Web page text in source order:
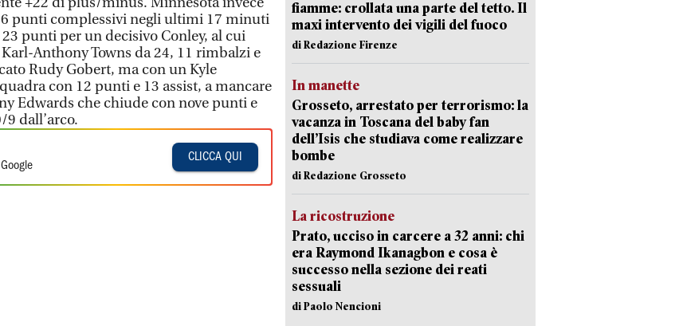
punti complessivi negli ultimi 17 minuti
punti per un decisivo Conley, al cui
Anthony Towns da 24, 11 rimbalzi e
Rudy Gobert, ma con un Kyle
con 12 punti e 13 assist, a mancare
Edwards che chiude con nove punti e
dall’arco.
CLICCA QUI
fiamme: crollata una parte del tetto. Il
maxi intervento dei vigili del fuoco
di Redazione Firenze
In manette
Grosseto, arrestato per terrorismo: la
vacanza in Toscana del baby fan
dell’Isis che studiava come realizzare
bombe
di Redazione Grosseto
La ricostruzione
Prato, ucciso in carcere a 32 anni: chi
era Raymond Ikanagbon e cosa è
successo nella sezione dei reati
sessuali
di Paolo Nencioni